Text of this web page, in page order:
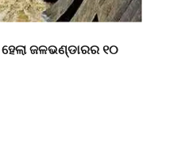
ଜଳଭଣ୍ଡାରର ୧୦